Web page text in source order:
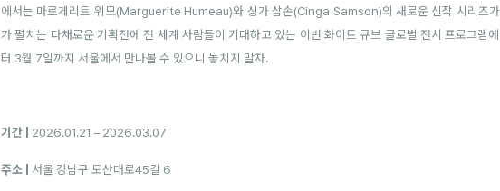
에서는 마르게리트 위모(Marguerite Humeau)와 싱가 삼손(Cinga Samson)의 새로운 신작 시리즈
가 펼치는 다채로운 기획전에 전 세계 사람들이 기대하고 있는 이번 화이트 큐브 글로벌 전시 프로그램
터 3월 7일까지 서울에서 만나볼 수 있으니 놓치지 말자.
기간 | 2026.01.21 – 2026.03.07
주소 | 서울 강남구 도산대로45길 6